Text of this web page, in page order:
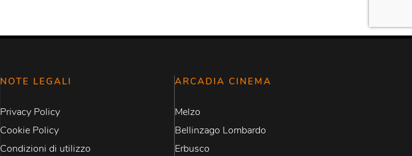
NOTE LEGALI
Privacy Policy
Cookie Policy
Condizioni di utilizzo
ARCADIA CINEMA
Melzo
Bellinzago Lombardo
Erbusco